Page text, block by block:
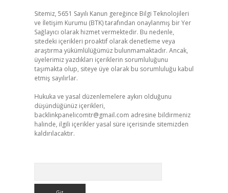
Sitemiz, 5651 Sayılı Kanun gereğince Bilgi Teknolojileri
ve İletişim Kurumu (BTK) tarafından onaylanmış bir Yer
Sağlayıcı olarak hizmet vermektedir. Bu nedenle,
sitedeki içerikleri proaktif olarak denetleme veya
araştırma yükümlülüğümüz bulunmamaktadır. Ancak,
üyelerimiz yazdıkları içeriklerin sorumluluğunu
taşımakta olup, siteye üye olarak bu sorumluluğu kabul
etmiş sayılırlar.
Hukuka ve yasal düzenlemelere aykırı olduğunu
düşündüğünüz içerikleri,
backlinkpanelicomtr@gmail.com adresine bildirmeniz
halinde, ilgili içerikler yasal süre içerisinde sitemizden
kaldırılacaktır.